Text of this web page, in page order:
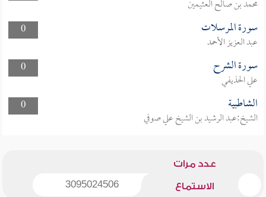
محمد بن صالح العثيمين
0
سورة المرسلات
عبد العزيز الأحمد
0
سورة الشرح
علي الحذيفي
0
الشاطبية
الشيخ:عبد الرشيد بن الشيخ علي صوفي
عدد مرات
الاستماع 3095024506